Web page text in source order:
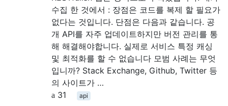
수집 한 것에서 : 장점은 코드를 복제 할 필요가
없다는 것입니다. 단점은 다음과 같습니다. 공
개 API를 자주 업데이트하지만 버전 관리를 통
해 해결해야합니다. 실제로 서비스 특정 캐싱
및 최적화를 할 수 없습니다 모범 사례는 무엇
입니까? Stack Exchange, Github, Twitter 등
의 사이트가 …
31
api